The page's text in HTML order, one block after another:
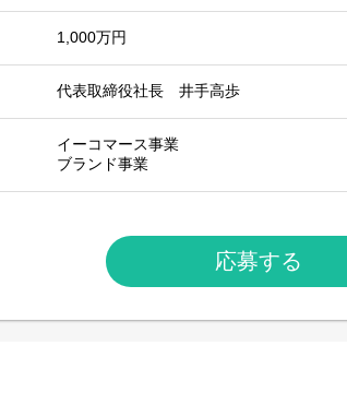
1,000万円
代表取締役社長 井手高歩
イーコマース事業
ブランド事業
応募する